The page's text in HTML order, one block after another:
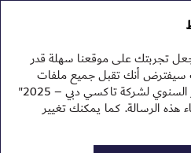
خلال
تجربتك على موقعنا سهلة قدر
سيفترض أنك تقبل جميع ملفات
تعريف الارتباط في الموقع "التقرير السنوي لشركة تاكسي دبي – 2025"
الرسالة. كما يمكنك تغيير